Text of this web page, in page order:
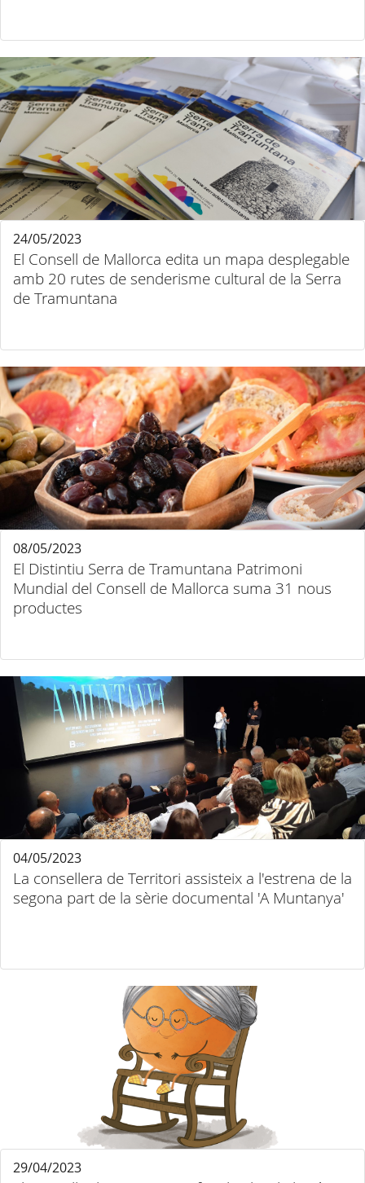
El Consell de Mallorca edita un mapa desplegable
amb 20 rutes de senderisme cultural de la Serra
de Tramuntana
24/05/2023
El Distintiu Serra de Tramuntana Patrimoni
Mundial del Consell de Mallorca suma 31 nous
productes
08/05/2023
La consellera de Territori assisteix a l'estrena de la
segona part de la sèrie documental 'A Muntanya'
04/05/2023
29/04/2023